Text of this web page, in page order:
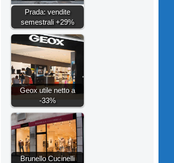
Prada: vendite
semestrali +29%
Geox utile netto a
-33%
Brunello Cucinelli